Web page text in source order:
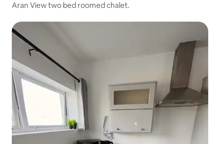
Aran View two bed roomed chalet.